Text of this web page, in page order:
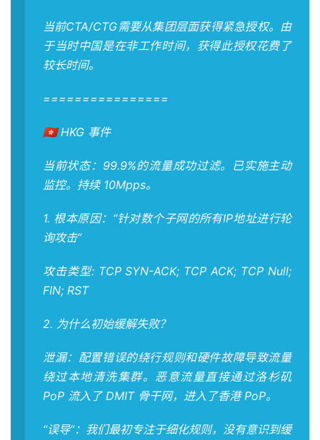
当前CTA/CTG需要从集团层面获得紧急授权。由
于当时中国是在非工作时间，获得此授权花费了
较长时间。
================
🇭🇰 HKG 事件
当前状态：99.9%的流量成功过滤。已实施主动
监控。持续 10Mpps。
1. 根本原因：“针对数个子网的所有IP地址进行轮
询攻击”
攻击类型: TCP SYN-ACK; TCP ACK; TCP Null;
FIN; RST
2. 为什么初始缓解失败？
泄漏：配置错误的绕行规则和硬件故障导致流量
绕过本地清洗集群。恶意流量直接通过洛杉矶
PoP 流入了 DMIT 骨干网，进入了香港 PoP。
“误导”：我们最初专注于细化规则，没有意识到缓